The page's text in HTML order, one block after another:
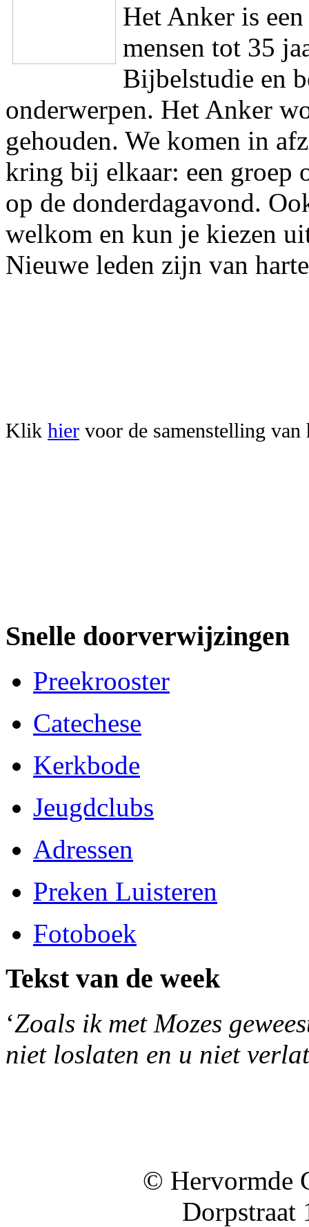
Het Anker is
mensen tot 35
Bijbelstudie en
onderwerpen. Het Anker
gehouden. We komen in
kring bij elkaar: een groep
op de donderdagavond.
welkom en kun je kiezen
Nieuwe leden zijn van
Klik hier voor de samenstelling
Snelle doorverwijzingen
Preekrooster
Catechese
Kerkbode
Jeugdclubs
Adressen
Preken Luisteren
Fotoboek
Tekst van de week
‘Zoals ik met Mozes
niet loslaten en u niet
© Hervormde
Dorpstraat